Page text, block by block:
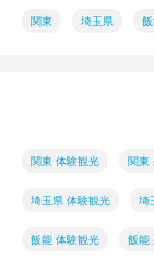
関東 埼玉県
関東 体験観光 関東
埼玉県 体験観光 埼
飯能 体験観光 飯能